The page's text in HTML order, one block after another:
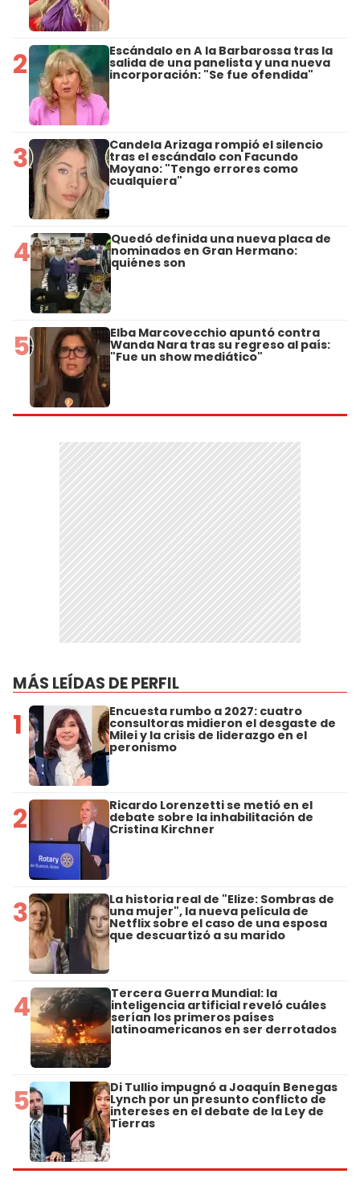
2 Escándalo en A la Barbarossa tras la
salida de una panelista y una nueva
incorporación: "Se fue ofendida"
3 Candela Arizaga rompió el silencio
tras el escándalo con Facundo
Moyano: "Tengo errores como
cualquiera"
4 Quedó definida una nueva placa de
nominados en Gran Hermano:
quiénes son
5 Elba Marcovecchio apuntó contra
Wanda Nara tras su regreso al país:
"Fue un show mediático"
MÁS LEÍDAS DE PERFIL
1 Encuesta rumbo a 2027: cuatro
consultoras midieron el desgaste de
Milei y la crisis de liderazgo en el
peronismo
2 Ricardo Lorenzetti se metió en el
debate sobre la inhabilitación de
Cristina Kirchner
3 La historia real de "Elize: Sombras de
una mujer", la nueva película de
Netflix sobre el caso de una esposa
que descuartizó a su marido
4 Tercera Guerra Mundial: la
inteligencia artificial reveló cuáles
serían los primeros países
latinoamericanos en ser derrotados
5 Di Tullio impugnó a Joaquín Benegas
Lynch por un presunto conflicto de
intereses en el debate de la Ley de
Tierras